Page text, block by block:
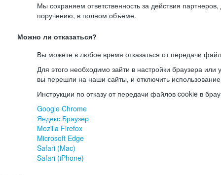
Мы сохраняем ответственность за действия
поручению, в полном объеме.
Можно ли отказаться?
Вы можете в любое время отказаться от передачи
Для этого необходимо зайти в настройки браузера или
вы перешли на наши сайты, и отключить
Инструкции по отказу от передачи файлов cookie в
Google Chrome
Яндекс.Браузер
Mozilla Firefox
Microsoft Edge
Safari (Mac)
Safari (iPhone)